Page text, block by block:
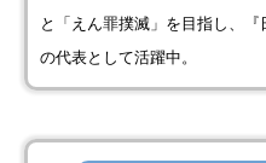
と「えん罪撲滅」を目指し、『
の代表として活躍中。